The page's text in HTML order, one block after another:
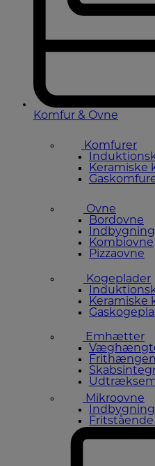
Komfur & Ovne
Komfurer
Keramiske
Ovne
Bordovne
Kombiovne
Pizzaovne
Kogeplader
Keramiske
Emhætter
Mikroovne